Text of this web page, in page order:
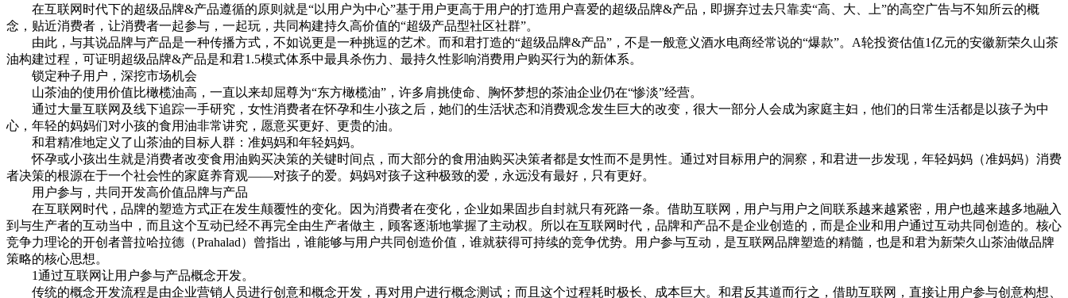
在互联网时代下的超级品牌&产品遵循的原则就是“以用户为中心”基于用户更高于用户的打造用户喜爱的超级品牌&产品，即摒弃过去只靠卖“高、大、上”的高空广告与不知所云的概
念，贴近消费者，让消费者一起参与，一起玩，共同构建持久高价值的“超级产品型社区社群”。
由此，与其说品牌与产品是一种传播方式，不如说更是一种挑逗的艺术。而和君打造的“超级品牌&产品”，不是一般意义酒水电商经常说的“爆款”。A轮投资估值1亿元的安徽新荣久山茶
油构建过程，可证明超级品牌&产品是和君1.5模式体系中最具杀伤力、最持久性影响消费用户购买行为的新体系。
锁定种子用户，深挖市场机会
山茶油的使用价值比橄榄油高，一直以来却屈尊为“东方橄榄油”，许多肩挑使命、胸怀梦想的茶油企业仍在“惨淡”经营。
通过大量互联网及线下追踪一手研究，女性消费者在怀孕和生小孩之后，她们的生活状态和消费观念发生巨大的改变，很大一部分人会成为家庭主妇，他们的日常生活都是以孩子为中
心，年轻的妈妈们对小孩的食用油非常讲究，愿意买更好、更贵的油。
和君精准地定义了山茶油的目标人群：准妈妈和年轻妈妈。
怀孕或小孩出生就是消费者改变食用油购买决策的关键时间点，而大部分的食用油购买决策者都是女性而不是男性。通过对目标用户的洞察，和君进一步发现，年轻妈妈（准妈妈）消费
者决策的根源在于一个社会性的家庭养育观——对孩子的爱。妈妈对孩子这种极致的爱，永远没有最好，只有更好。
用户参与，共同开发高价值品牌与产品
在互联网时代，品牌的塑造方式正在发生颠覆性的变化。因为消费者在变化，企业如果固步自封就只有死路一条。借助互联网，用户与用户之间联系越来越紧密，用户也越来越多地融入
到与生产者的互动当中，而且这个互动已经不再完全由生产者做主，顾客逐渐地掌握了主动权。所以在互联网时代，品牌和产品不是企业创造的，而是企业和用户通过互动共同创造的。核心
竞争力理论的开创者普拉哈拉德（Prahalad）曾指出，谁能够与用户共同创造价值，谁就获得可持续的竞争优势。用户参与互动，是互联网品牌塑造的精髓，也是和君为新荣久山茶油做品牌
策略的核心思想。
1通过互联网让用户参与产品概念开发。
传统的概念开发流程是由企业营销人员进行创意和概念开发，再对用户进行概念测试；而且这个过程耗时极长、成本巨大。和君反其道而行之，借助互联网，直接让用户参与创意构想、